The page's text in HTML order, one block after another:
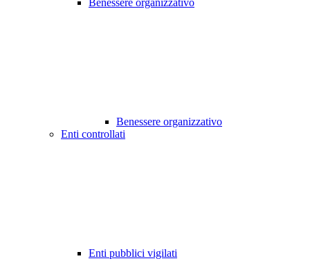
Benessere organizzativo
Benessere organizzativo
Enti controllati
Enti pubblici vigilati